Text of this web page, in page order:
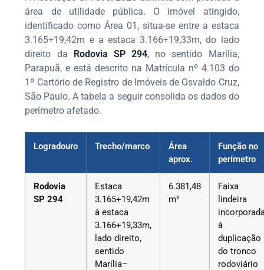
área de utilidade pública. O imóvel atingido,
identificado como Área 01, situa-se entre a estaca
3.165+19,42m e a estaca 3.166+19,33m, do lado
direito da Rodovia SP 294, no sentido Marília,
Parapuã, e está descrito na Matrícula nº 4.103 do
1º Cartório de Registro de Imóveis de Osvaldo Cruz,
São Paulo. A tabela a seguir consolida os dados do
perímetro afetado.
Logradouro Trecho/marco
Área
aprox.
Função no
perímetro
Rodovia
SP 294
Estaca
3.165+19,42m
à estaca
3.166+19,33m,
lado direito,
sentido
Marília–
6.381,48
m²
Faixa
lindeira
à
duplicação
do tronco
rodoviário